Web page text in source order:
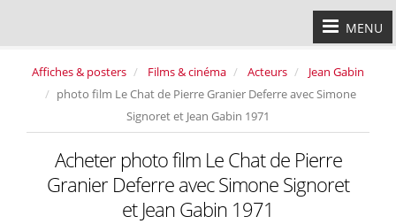
MENU
Affiches & posters Films & cinéma Acteurs
Jean Gabin
photo film Le Chat de Pierre Granier Deferre avec Simone
Signoret et Jean Gabin 1971
Acheter photo film Le Chat de Pierre
Granier Deferre avec Simone Signoret
et Jean Gabin 1971